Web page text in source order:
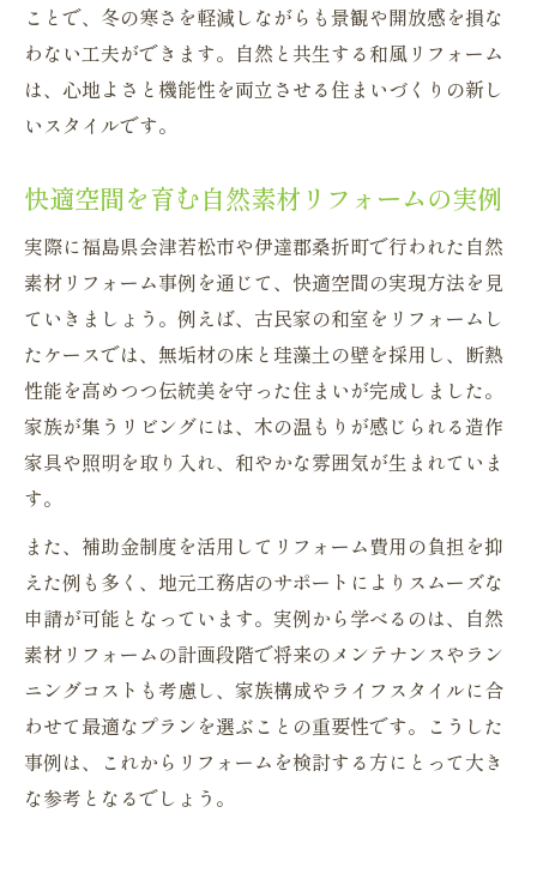
ことで、冬の寒さを軽減しながらも景観や開放感を損な
わない工夫ができます。自然と共生する和風リフォーム
は、心地よさと機能性を両立させる住まいづくりの新し
いスタイルです。
快適空間を育む自然素材リフォームの実例
実際に福島県会津若松市や伊達郡桑折町で行われた自然
素材リフォーム事例を通じて、快適空間の実現方法を見
ていきましょう。例えば、古民家の和室をリフォームし
たケースでは、無垢材の床と珪藻土の壁を採用し、断熱
性能を高めつつ伝統美を守った住まいが完成しました。
家族が集うリビングには、木の温もりが感じられる造作
家具や照明を取り入れ、和やかな雰囲気が生まれていま
す。
また、補助金制度を活用してリフォーム費用の負担を抑
えた例も多く、地元工務店のサポートによりスムーズな
申請が可能となっています。実例から学べるのは、自然
素材リフォームの計画段階で将来のメンテナンスやラン
ニングコストも考慮し、家族構成やライフスタイルに合
わせて最適なプランを選ぶことの重要性です。こうした
事例は、これからリフォームを検討する方にとって大き
な参考となるでしょう。